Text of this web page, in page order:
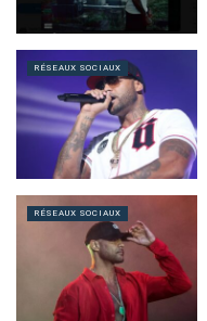
RÉSEAUX SOCIAUX
RÉSEAUX SOCIAUX